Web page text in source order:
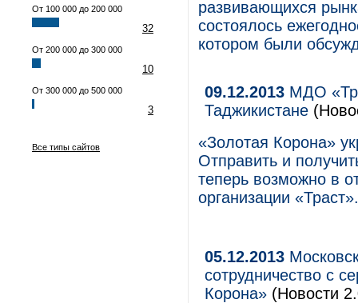
От 100 000 до 200 000
32
От 200 000 до 300 000
10
От 300 000 до 500 000
3
Все типы сайтов
развивающихся
состоялось
котором были
09.12.2013 МДО
Таджикистане
«Золотая Корона»
Отправить и
теперь возможно в
организации «Траст».
05.12.2013
сотрудничество с
Корона» (Новости